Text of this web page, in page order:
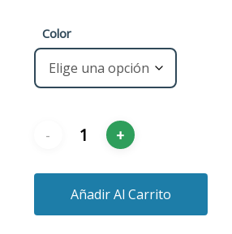
Color
Añadir Al Carrito